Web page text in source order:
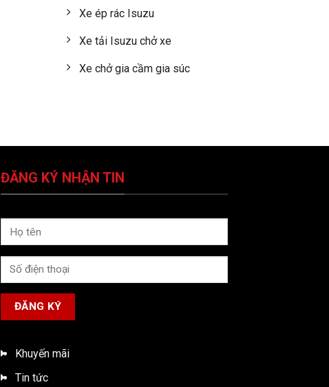
Xe ép rác Isuzu
Xe tải Isuzu chở xe
Xe chở gia cầm gia súc
ĐĂNG KÝ NHẬN TIN
Khuyến mãi
Tin tức